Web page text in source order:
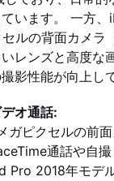
います。 一方
ルの背面カメラ
レンズと高度な
影性能が向上し
オ通話:
ガピクセルの前
通話や自
Pro 2018年モデ